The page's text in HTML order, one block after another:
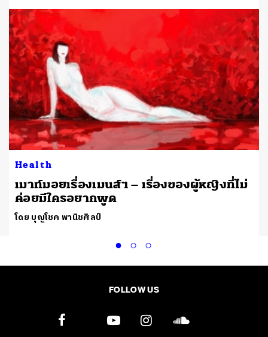
Health
เมาท์มอยเรื่องเมนส์ฯ – เรื่องของผู้หญิงที่ไม่
ค่อยมีใครอยากพูด
โดย บุญโชค พานิชศิลป์
FOLLOW US